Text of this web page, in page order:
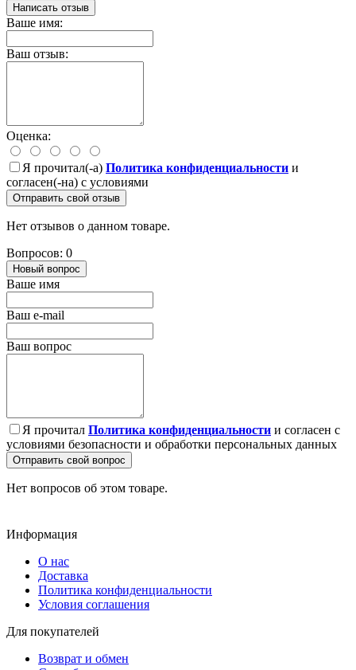
Написать отзыв
Ваше имя:
Ваш отзыв:
Оценка:
Я прочитал(-а) Политика конфиденциальности и
согласен(-на) с условиями
Отправить свой отзыв
Нет отзывов о данном товаре.
Вопросов: 0
Новый вопрос
Ваше имя
Ваш e-mail
Ваш вопрос
Я прочитал Политика конфиденциальности и согласен с
условиями безопасности и обработки персональных данных
Отправить свой вопрос
Нет вопросов об этом товаре.
Информация
О нас
Доставка
Политика конфиденциальности
Условия соглашения
Для покупателей
Возврат и обмен